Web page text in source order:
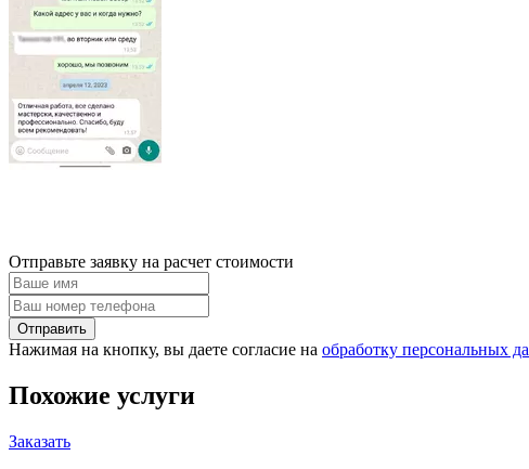
Отправьте заявку на расчет стоимости
Нажимая на кнопку, вы даете согласие на обработку персональных
Похожие услуги
Заказать